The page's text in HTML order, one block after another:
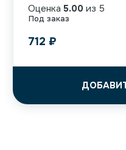
Под заказ
Оценка 5.00 из 5
712 ₽